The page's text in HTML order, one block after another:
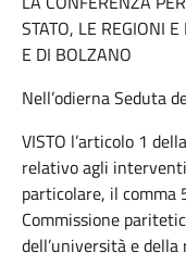
STATO, LE REGIONI
E DI BOLZANO
Nell’odierna Seduta
VISTO l’articolo 1
relativo agli
particolare, il comma
Commissione
dell’università e